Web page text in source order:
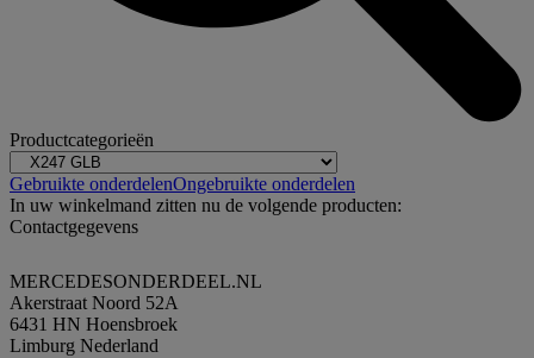
Productcategorieën
Gebruikte onderdelenOngebruikte onderdelen
In uw winkelmand zitten nu de volgende producten:
Contactgegevens
MERCEDESONDERDEEL.NL
Akerstraat Noord 52A
6431 HN Hoensbroek
Limburg Nederland